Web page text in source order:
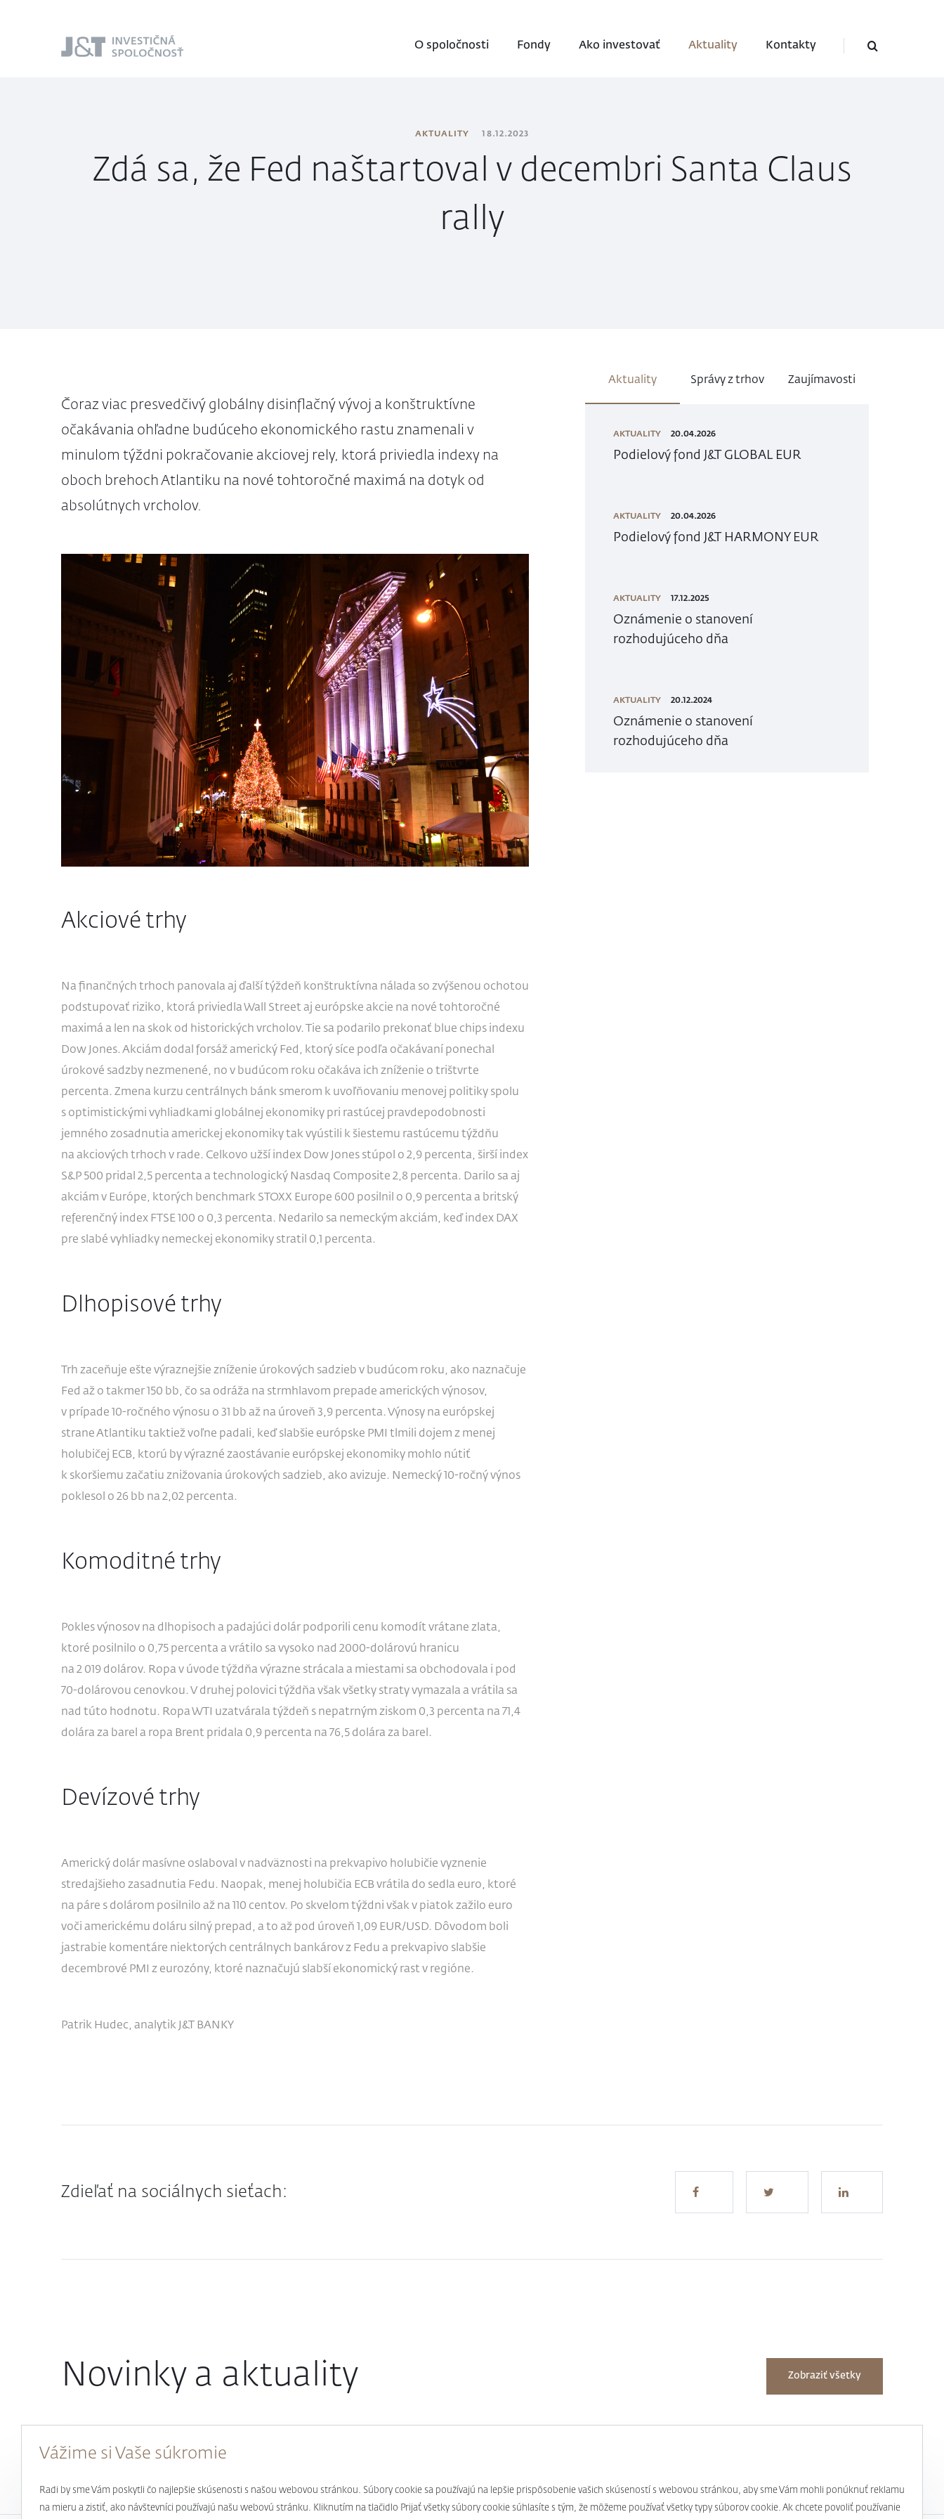
J&T Investičná
spoločnosť
O spoločnosti Fondy Ako investovať Aktuality Kontakty
AKTUALITY 18.12.2023
Zdá sa, že Fed naštartoval v decembri Santa Claus
rally
Čoraz viac presvedčivý globálny disinflačný vývoj a konštruktívne
očakávania ohľadne budúceho ekonomického rastu znamenali v
minulom týždni pokračovanie akciovej rely, ktorá priviedla indexy na
oboch brehoch Atlantiku na nové tohtoročné maximá na dotyk od
absolútnych vrcholov.
Akciové trhy
Na finančných trhoch panovala aj ďalší týždeň konštruktívna nálada so zvýšenou ochotou
podstupovať riziko, ktorá priviedla Wall Street aj európske akcie na nové tohtoročné
maximá a len na skok od historických vrcholov. Tie sa podarilo prekonať blue chips indexu
Dow Jones. Akciám dodal forsáž americký Fed, ktorý síce podľa očakávaní ponechal
úrokové sadzby nezmenené, no v budúcom roku očakáva ich zníženie o trištvrte
percenta. Zmena kurzu centrálnych bánk smerom k uvoľňovaniu menovej politiky spolu
s optimistickými vyhliadkami globálnej ekonomiky pri rastúcej pravdepodobnosti
jemného zosadnutia americkej ekonomiky tak vyústili k šiestemu rastúcemu týždňu
na akciových trhoch v rade. Celkovo užší index Dow Jones stúpol o 2,9 percenta, širší index
S&P 500 pridal 2,5 percenta a technologický Nasdaq Composite 2,8 percenta. Darilo sa aj
akciám v Európe, ktorých benchmark STOXX Europe 600 posilnil o 0,9 percenta a britský
referenčný index FTSE 100 o 0,3 percenta. Nedarilo sa nemeckým akciám, keď index DAX
pre slabé vyhliadky nemeckej ekonomiky stratil 0,1 percenta.
Dlhopisové trhy
Trh zaceňuje ešte výraznejšie zníženie úrokových sadzieb v budúcom roku, ako naznačuje
Fed až o takmer 150 bb, čo sa odráža na strmhlavom prepade amerických výnosov,
v prípade 10-ročného výnosu o 31 bb až na úroveň 3,9 percenta. Výnosy na európskej
strane Atlantiku taktiež voľne padali, keď slabšie európske PMI tlmili dojem z menej
holubičej ECB, ktorú by výrazné zaostávanie európskej ekonomiky mohlo nútiť
k skoršiemu začatiu znižovania úrokových sadzieb, ako avizuje. Nemecký 10-ročný výnos
poklesol o 26 bb na 2,02 percenta.
Komoditné trhy
Pokles výnosov na dlhopisoch a padajúci dolár podporili cenu komodít vrátane zlata,
ktoré posilnilo o 0,75 percenta a vrátilo sa vysoko nad 2000-dolárovú hranicu
na 2 019 dolárov. Ropa v úvode týždňa výrazne strácala a miestami sa obchodovala i pod
70-dolárovou cenovkou. V druhej polovici týždňa však všetky straty vymazala a vrátila sa
nad túto hodnotu. Ropa WTI uzatvárala týždeň s nepatrným ziskom 0,3 percenta na 71,4
dolára za barel a ropa Brent pridala 0,9 percenta na 76,5 dolára za barel.
Devízové trhy
Americký dolár masívne oslaboval v nadväznosti na prekvapivo holubičie vyznenie
stredajšieho zasadnutia Fedu. Naopak, menej holubičia ECB vrátila do sedla euro, ktoré
na páre s dolárom posilnilo až na 110 centov. Po skvelom týždni však v piatok zažilo euro
voči americkému doláru silný prepad, a to až pod úroveň 1,09 EUR/USD. Dôvodom boli
jastrabie komentáre niektorých centrálnych bankárov z Fedu a prekvapivo slabšie
decembrové PMI z eurozóny, ktoré naznačujú slabší ekonomický rast v regióne.
Patrik Hudec, analytik J&T BANKY
Aktuality Správy z trhov Zaujímavosti
AKTUALITY 20.04.2026
Podielový fond J&T GLOBAL EUR
AKTUALITY 20.04.2026
Podielový fond J&T HARMONY EUR
AKTUALITY 17.12.2025
Oznámenie o stanovení
rozhodujúceho dňa
AKTUALITY 20.12.2024
Oznámenie o stanovení
rozhodujúceho dňa
Zdieľať na sociálnych sieťach:
Novinky a aktuality Zobraziť všetky
Vážime si Vaše súkromie
Radi by sme Vám poskytli čo najlepšie skúsenosti s našou webovou stránkou. Súbory cookie sa používajú na lepšie prispôsobenie vašich skúseností s webovou stránkou, aby sme Vám mohli ponúknuť reklamu
na mieru a zistiť, ako návštevníci používajú našu webovú stránku. Kliknutím na tlačidlo Prijať všetky súbory cookie súhlasíte s tým, že môžeme používať všetky typy súborov cookie. Ak chcete povoliť používanie